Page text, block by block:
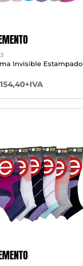
Invisible Estampado